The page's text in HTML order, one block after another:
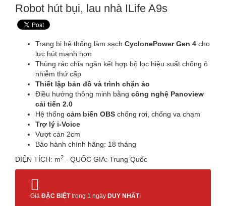
Robot hút bụi, lau nhà ILife A9s
Trang bị hệ thống làm sạch CyclonePower Gen 4 cho
lực hút mạnh hơn
Thùng rác chia ngăn kết hợp bộ lọc hiệu suất chống ô
nhiễm thứ cấp
Thiết lập bản đồ và trình chặn ảo
Điều hướng thông minh bằng công nghệ Panoview
cải tiến 2.0
Hệ thống cảm biến OBS chống rơi, chống va chạm
Trợ lý i-Voice
Vượt cản 2cm
Bảo hành chính hãng: 18 tháng
DIỆN TÍCH: m2 - QUỐC GIA: Trung Quốc
Giá ĐẶC BIỆTtrong 1 ngày DUY NHẤT!